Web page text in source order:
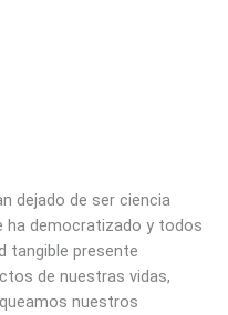
dejado de ser ciencia
ha democratizado y todos
tangible presente
de nuestras vidas,
nuestros